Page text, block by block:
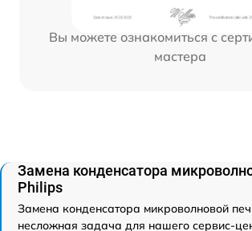
Вы можете ознакомиться с
мастера
Замена конденсатора
Philips
Замена конденсатора микроволновой
несложная задача для нашего сервис-